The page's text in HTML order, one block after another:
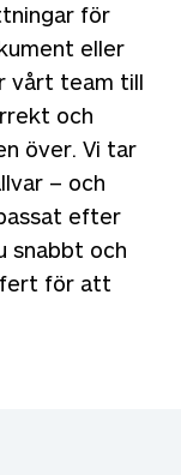
för
eller
vårt team till
och
över. Vi tar
– och
efter
snabbt och
för att